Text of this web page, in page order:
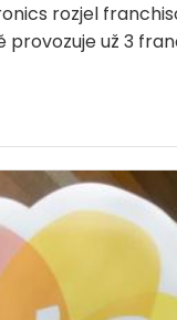
rozjel
provozuje už 3